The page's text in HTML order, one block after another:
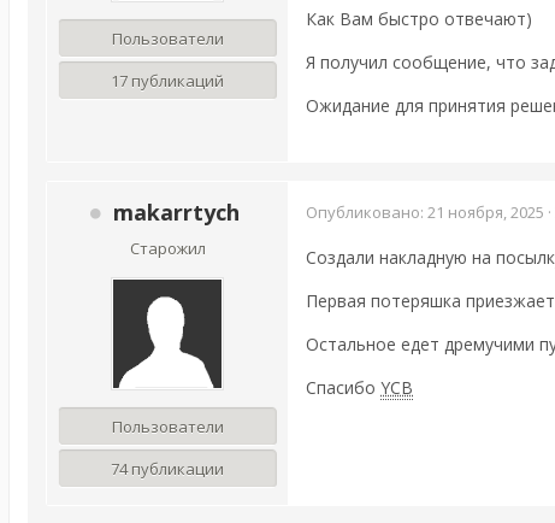
Пользователи
17 публикаций
Как Вам быстро отвечают)
Я получил сообщение, что
Ожидание для принятия
makarrtych
Старожил
Пользователи
74 публикации
Опубликовано: 21 ноября, 2025 ·
Создали накладную на
Первая потеряшка
Остальное едет дремучими
Спасибо YCB